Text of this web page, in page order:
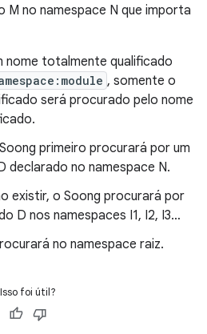
M no namespace N que importa
nome totalmente qualificado
, somente o
será procurado pelo nome
primeiro procurará por um
declarado no namespace N.
existir, o Soong procurará por
D nos namespaces I1, I2, I3…
no namespace raiz.
Isso foi útil?